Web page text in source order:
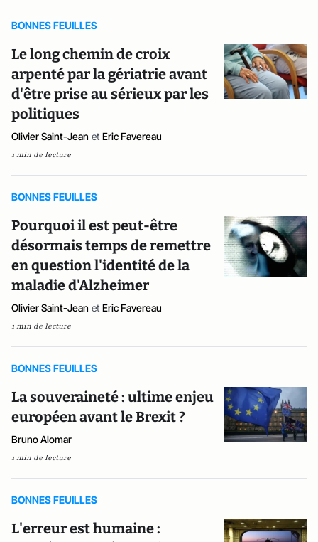
BONNES FEUILLES
Le long chemin de croix
arpenté par la gériatrie avant
d'être prise au sérieux par les
politiques
Olivier Saint-Jean et Eric Favereau
1 min de lecture
BONNES FEUILLES
Pourquoi il est peut-être
désormais temps de remettre
en question l'identité de la
maladie d'Alzheimer
Olivier Saint-Jean et Eric Favereau
1 min de lecture
BONNES FEUILLES
La souveraineté : ultime enjeu
européen avant le Brexit ?
Bruno Alomar
1 min de lecture
BONNES FEUILLES
L'erreur est humaine :